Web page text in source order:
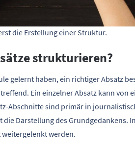
die Erstellung einer Struktur.
strukturieren?
gelernt haben, ein richtiger Absatz
Ein einzelner Absatz kann von
Abschnitte sind primär in
Darstellung des Grundgedankens.
werden.